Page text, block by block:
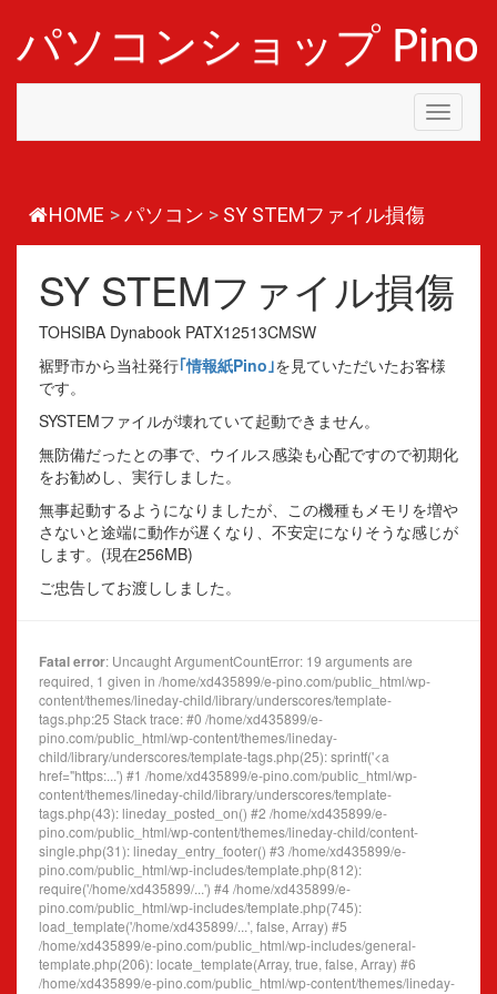
パソコンショップ Pino
Toggle
HOME >パソコン > SY STEMファイル損傷
SY STEMファイル損傷
TOHSIBA Dynabook PATX12513CMSW
裾野市から当社発行｢情報紙Pino｣を見ていただいたお客様
です。
SYSTEMファイルが壊れていて起動できません。
無防備だったとの事で、ウイルス感染も心配ですので初期化
をお勧めし、実行しました。
無事起動するようになりましたが、この機種もメモリを増や
さないと途端に動作が遅くなり、不安定になりそうな感じが
します。(現在256MB)
ご忠告してお渡ししました。
Fatal error: Uncaught ArgumentCountError: 19 arguments are
required, 1 given in /home/xd435899/e-pino.com/public_html/wp-
content/themes/lineday-child/library/underscores/template-
tags.php:25 Stack trace: #0 /home/xd435899/e-
pino.com/public_html/wp-content/themes/lineday-
child/library/underscores/template-tags.php(25): sprintf('<a
href="https:...') #1 /home/xd435899/e-pino.com/public_html/wp-
content/themes/lineday-child/library/underscores/template-
tags.php(43): lineday_posted_on() #2 /home/xd435899/e-
pino.com/public_html/wp-content/themes/lineday-child/content-
single.php(31): lineday_entry_footer() #3 /home/xd435899/e-
pino.com/public_html/wp-includes/template.php(812):
require('/home/xd435899/...') #4 /home/xd435899/e-
pino.com/public_html/wp-includes/template.php(745):
load_template('/home/xd435899/...', false, Array) #5
/home/xd435899/e-pino.com/public_html/wp-includes/general-
template.php(206): locate_template(Array, true, false, Array) #6
/home/xd435899/e-pino.com/public_html/wp-content/themes/lineday-